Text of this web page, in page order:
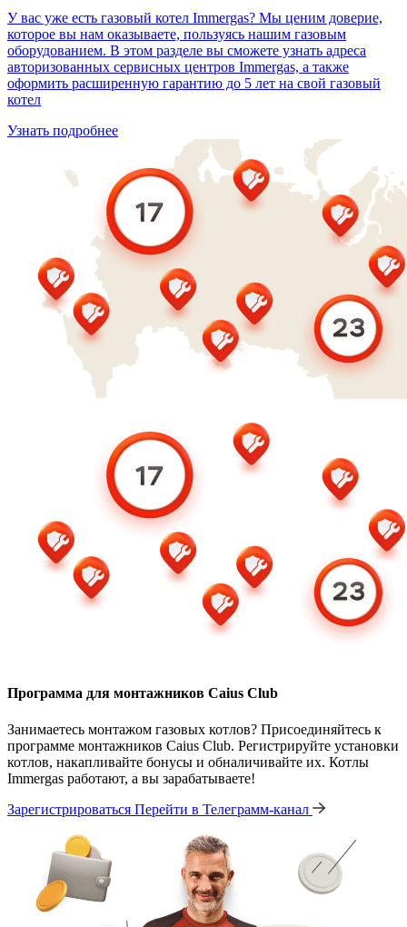
У вас уже есть газовый котел Immergas? Мы ценим доверие,
которое вы нам оказываете, пользуясь нашим газовым
оборудованием. В этом разделе вы сможете узнать адреса
авторизованных сервисных центров Immergas, а также
оформить расширенную гарантию до 5 лет на свой газовый
котел
Узнать подробнее
Программа для монтажников Caius Club
Занимаетесь монтажом газовых котлов? Присоединяйтесь к
программе монтажников Caius Club. Регистрируйте установки
котлов, накапливайте бонусы и обналичивайте их. Котлы
Immergas работают, а вы зарабатываете!
Зарегистрироваться Перейти в Телеграмм-канал